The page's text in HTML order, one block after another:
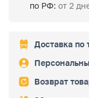
по РФ: от 2
Доставка по
Возврат